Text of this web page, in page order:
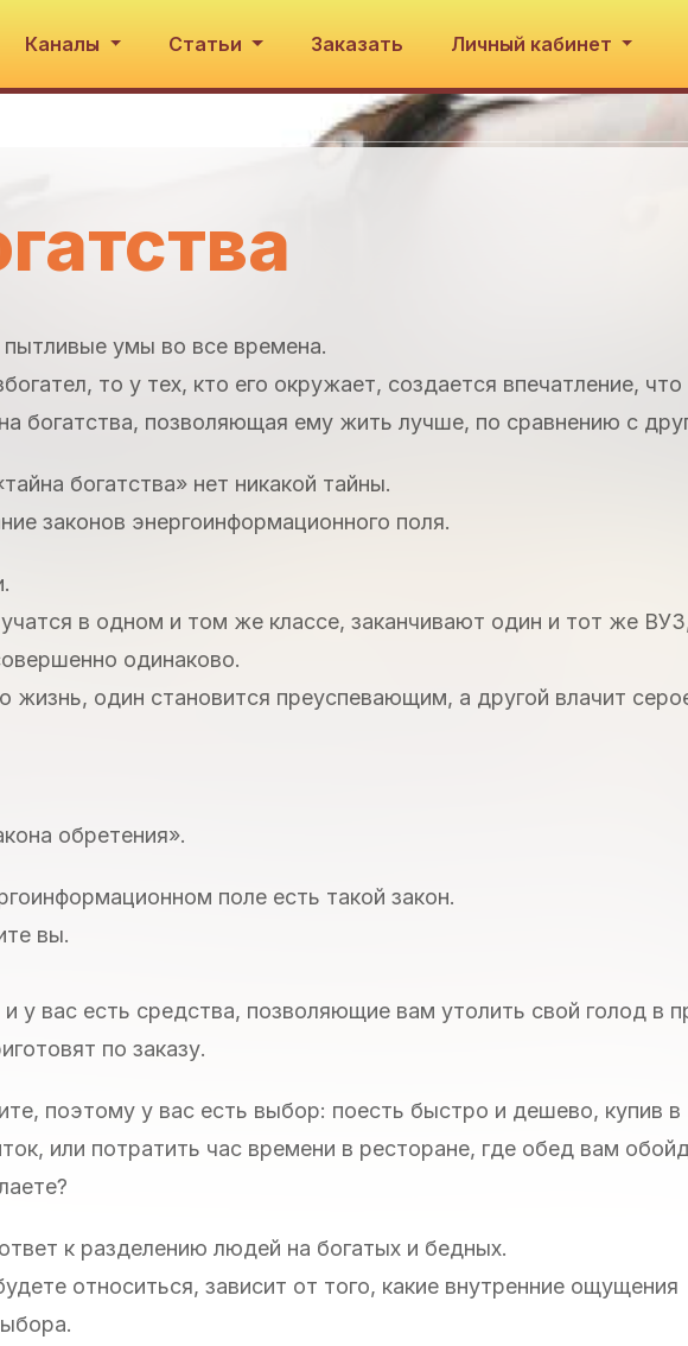
Каналы Статьи Заказать Личный кабинет
умы во все времена.
то у тех, кто его окружает, создается впечатление,
богатства, позволяющая ему жить лучше, по сравнению с
богатства» нет никакой тайны.
законов энергоинформационного поля.
в одном и том же классе, заканчивают один и тот же
одинаково.
жизнь, один становится преуспевающим, а другой влачит
обретения».
поле есть такой закон.
вы.
у вас есть средства, позволяющие вам утолить свой голод в
по заказу.
поэтому у вас есть выбор: поесть быстро и дешево, купив в
или потратить час времени в ресторане, где обед вам
к разделению людей на богатых и бедных.
относиться, зависит от того, какие внутренние ощущения